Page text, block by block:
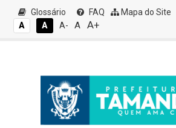
Glossário FAQ Mapa do Site
A
A A- A A+